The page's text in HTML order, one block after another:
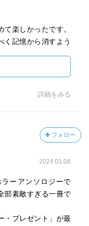
楽しかったです。
く記憶から消すよう
詳細をみる
フォロー
2024.01.08
ーアンソロジーで
部素敵すぎる一冊で
・プレゼント」が最